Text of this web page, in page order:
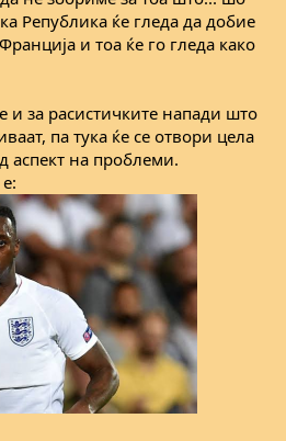
Република ќе гледа да добие
и тоа ќе го гледа како
и за расистичките напади што
па тука ќе се отвори цела
аспект на проблеми.